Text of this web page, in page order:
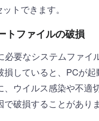
トできます。
トファイルの破損
必要なシステムファイ
損していると、PCが
、ウイルス感染や不適
破損することがありま